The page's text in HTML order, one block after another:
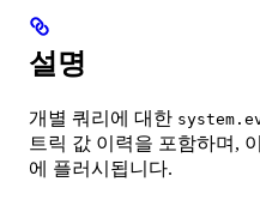
설명
개별 쿼리에 대한
트릭 값 이력을 포함하며,
에 플러시됩니다.